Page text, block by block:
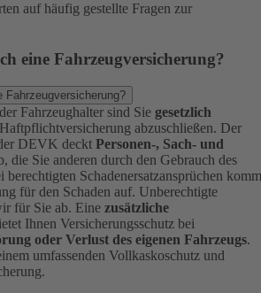
auf häufig gestellte Fragen zur
eine Fahrzeugversicherung?
Fahrzeugversicherung?
Fahrzeughalter sind Sie gesetzlich
abzuschließen. Der
DEVK deckt Personen-, Sach- und
die Sie anderen durch den Gebrauch des
berechtigten Schadenersatzansprüchen
für den Schaden auf. Unberechtigte
für Sie ab. Eine zusätzliche
Ihnen Versicherungsschutz bei
oder Verlust des eigenen Fahrzeugs.
umfassenden Vollkaskoschutz und